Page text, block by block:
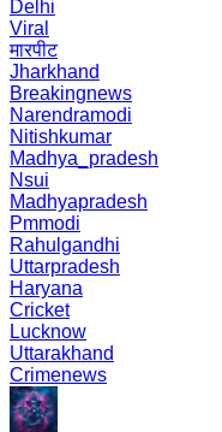
Delhi
Viral
मारपीट
Jharkhand
Breakingnews
Narendramodi
Nitishkumar
Madhya_pradesh
Nsui
Madhyapradesh
Pmmodi
Rahulgandhi
Uttarpradesh
Haryana
Cricket
Lucknow
Uttarakhand
Crimenews